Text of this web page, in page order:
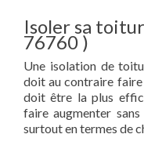
Isoler sa
76760 )
Une isolation de
doit au contraire
doit être la plus
faire augmenter
surtout en termes de